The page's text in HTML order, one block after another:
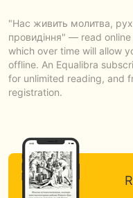
"Нас живить молитва,
провидіння" — read
which over time will allow
offline. An Equalibra
for unlimited reading, and
registration.